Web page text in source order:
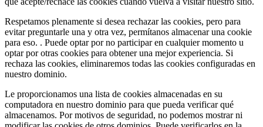
Respetamos plenamente si desea rechazar las cookies, pero para
evitar preguntarle una y otra vez, permítanos almacenar una cookie
para eso. . Puede optar por no participar en cualquier momento u
optar por otras cookies para obtener una mejor experiencia. Si
rechaza las cookies, eliminaremos todas las cookies configuradas en
nuestro dominio.
Le proporcionamos una lista de cookies almacenadas en su
computadora en nuestro dominio para que pueda verificar qué
almacenamos. Por motivos de seguridad, no podemos mostrar ni